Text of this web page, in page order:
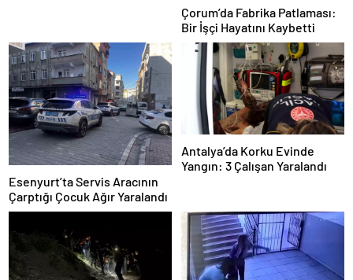
Çorum’da Fabrika Patlaması:
Bir İşçi Hayatını Kaybetti
Esenyurt’ta Servis Aracının
Çarptığı Çocuk Ağır Yaralandı
Antalya’da Korku Evinde
Yangın: 3 Çalışan Yaralandı